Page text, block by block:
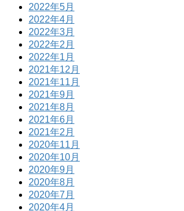
2022年5月
2022年4月
2022年3月
2022年2月
2022年1月
2021年12月
2021年11月
2021年9月
2021年8月
2021年6月
2021年2月
2020年11月
2020年10月
2020年9月
2020年8月
2020年7月
2020年4月